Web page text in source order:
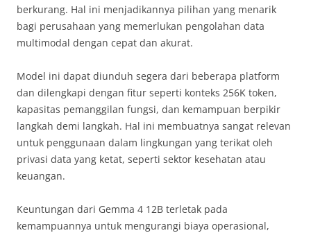
berkurang. Hal ini menjadikannya pilihan yang menarik
bagi perusahaan yang memerlukan pengolahan data
multimodal dengan cepat dan akurat.
Model ini dapat diunduh segera dari beberapa platform
dan dilengkapi dengan fitur seperti konteks 256K token,
kapasitas pemanggilan fungsi, dan kemampuan berpikir
langkah demi langkah. Hal ini membuatnya sangat relevan
untuk penggunaan dalam lingkungan yang terikat oleh
privasi data yang ketat, seperti sektor kesehatan atau
keuangan.
Keuntungan dari Gemma 4 12B terletak pada
kemampuannya untuk mengurangi biaya operasional,